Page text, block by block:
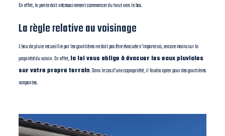
En effet, la pente doit nécessairement commencer du haut vers le bas.
La règle relative au voisinage
L’eau de pluie recueillie par les gouttières ne doit pas être évacuée n’importe où, encore moins sur la
propriété du voisin. En effet,la loi vous oblige à évacuer les eaux pluviales
sur votre propre terrain. Dans le cas d’une copropriété, il faudra opter pour des gouttières
rampantes.